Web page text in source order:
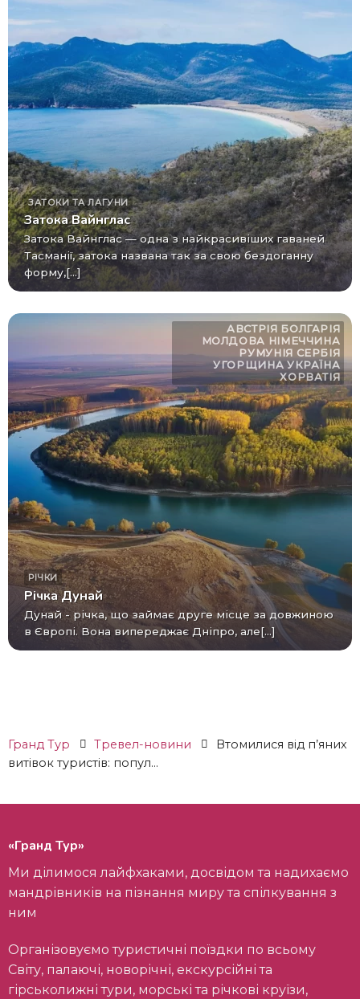
ЗАТОКИ ТА ЛАГУНИ
Затока Вайнглас
Затока Вайнглас — одна з найкрасивіших гаваней
Тасманії, затока названа так за свою бездоганну
форму,[...]
АВСТРІЯ БОЛГАРІЯ
МОЛДОВА НІМЕЧЧИНА
РУМУНІЯ СЕРБІЯ
УГОРЩИНА УКРАЇНА
ХОРВАТІЯ
РІЧКИ
Річка Дунай
Дунай - річка, що займає друге місце за довжиною
в Європі. Вона випереджає Дніпро, але[...]
Гранд Тур Тревел-новини
Втомилися від п’яних
витівок туристів: попул...
«Гранд Тур»
Ми ділимося лайфхаками, досвідом та надихаємо
мандрівників на пізнання миру та спілкування з
ним
Організовуємо туристичні поїздки по всьому
Світу, палаючі, новорічні, екскурсійні та
гірськолижні тури, морські та річкові круїзи,